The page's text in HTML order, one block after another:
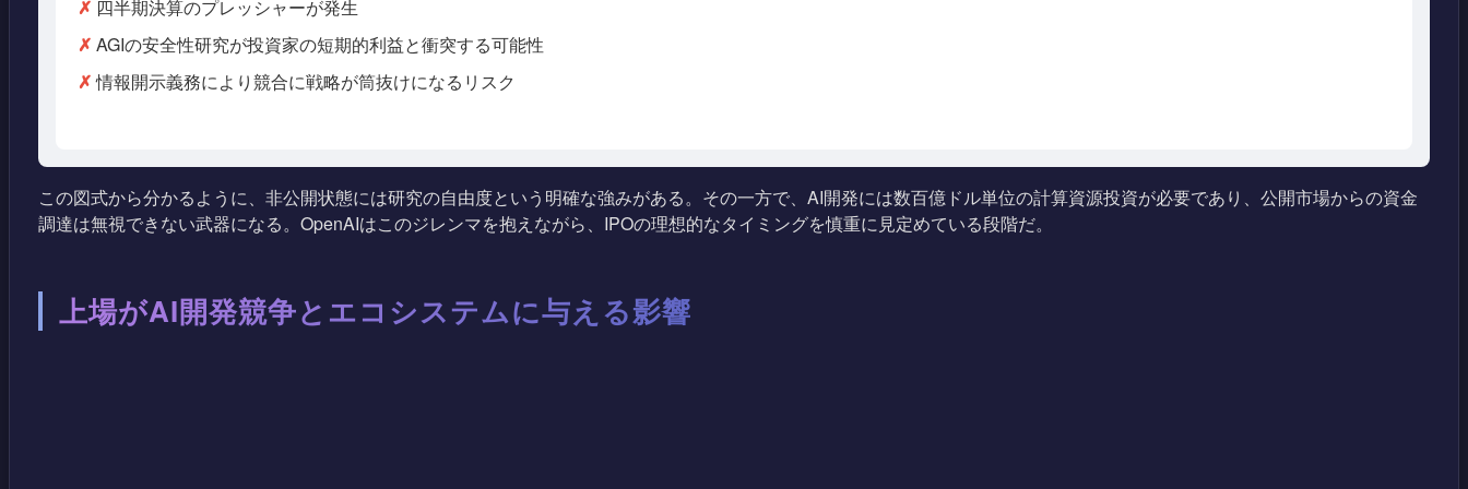
✗ 四半期決算のプレッシャーが発生
✗ AGIの安全性研究が投資家の短期的利益と衝突する可能性
✗ 情報開示義務により競合に戦略が筒抜けになるリスク
この図式から分かるように、非公開状態には研究の自由度という明確な強みがある。その一方で、AI開発には数百億ドル単位の計算資源投資が必要であり、公開市場からの資金
調達は無視できない武器になる。OpenAIはこのジレンマを抱えながら、IPOの理想的なタイミングを慎重に見定めている段階だ。
上場がAI開発競争とエコシステムに与える影響